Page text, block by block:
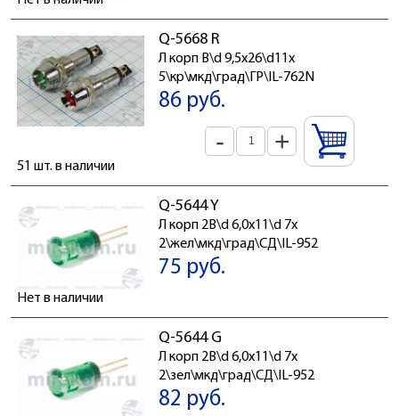
Q-5668 R
Л корп В\d 9,5x26\d11x
5\кр\мкд\град\ГР\IL-762N
86 руб.
- +
51 шт. в наличии
Q-5644 Y
Л корп 2В\d 6,0x11\d 7x
2\жел\мкд\град\СД\IL-952
75 руб.
Нет в наличии
Q-5644 G
Л корп 2В\d 6,0x11\d 7x
2\зел\мкд\град\СД\IL-952
82 руб.